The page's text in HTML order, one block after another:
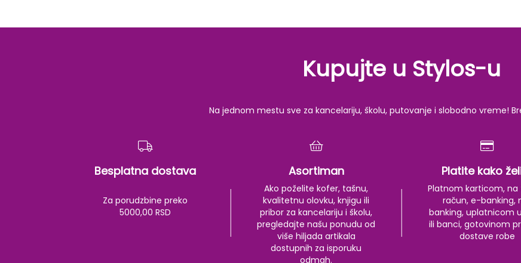
Kupujte u Stylos-u
Na jednom mestu sve za kancelariju, školu, putovanje i slobodno vreme!
Besplatna dostava
Za porudzbine preko
5000,00 RSD
Asortiman
Ako poželite kofer, tašnu,
kvalitetnu olovku, knjigu ili
pribor za kancelariju i školu,
pregledajte našu ponudu od
više hiljada artikala
dostupnih za isporuku
odmah.
Platite kako
Platnom karticom, na
račun, e-banking,
banking, uplatnicom
ili banci, gotovinom
dostave robe